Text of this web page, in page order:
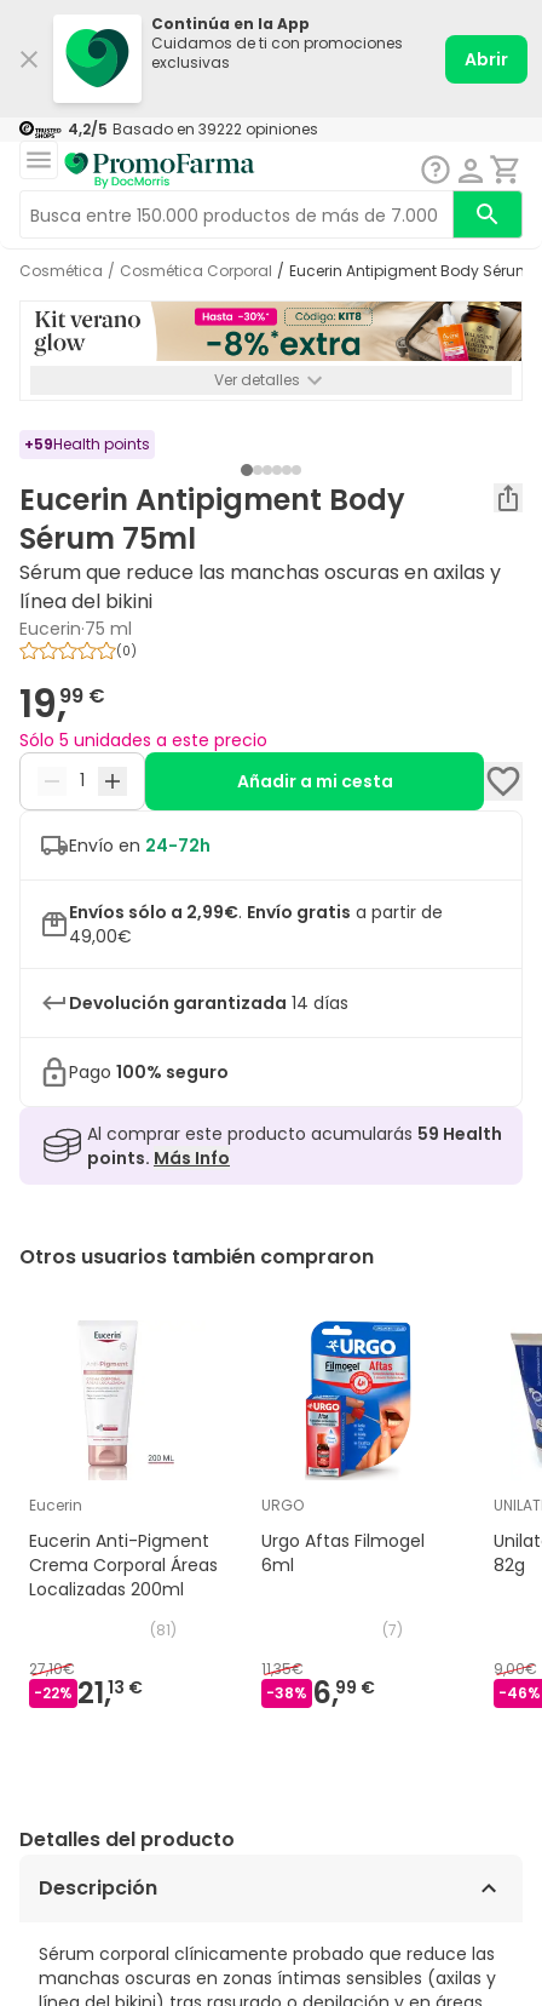
Continúa en la App
Cuidamos de ti con promociones
exclusivas
Abrir
4,2/5 Basado en 39222 opiniones
Cosmética / Cosmética Corporal / Eucerin Antipigment Body Sérum
Ver detalles
+59Health points
Eucerin Antipigment Body
Sérum 75ml
Sérum que reduce las manchas oscuras en axilas y
línea del bikini
Eucerin·75 ml
(0)
19,99 €
Sólo 5 unidades a este precio
Añadir a mi cesta
Envío en 24-72h
Envíos sólo a 2,99€. Envío gratis a partir de
49,00€
Devolución garantizada 14 días
Pago 100% seguro
Al comprar este producto acumularás 59 Health
points. Más Info
Otros usuarios también compraron
Eucerin
Eucerin Anti-Pigment
Crema Corporal Áreas
Localizadas 200ml
(81)
27,10€
-22% 21,13 €
URGO
Urgo Aftas Filmogel
6ml
(7)
11,35€
-38% 6,99 €
82g
9,00€
-46%
Detalles del producto
Descripción
Sérum corporal clínicamente probado que reduce las
manchas oscuras en zonas íntimas sensibles (axilas y